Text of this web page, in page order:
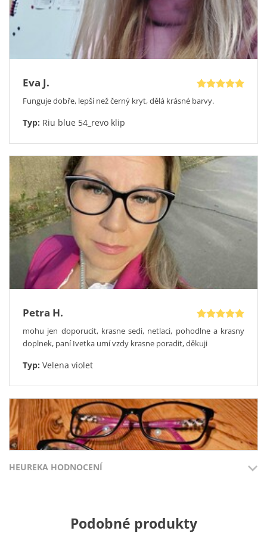
Eva J.
Funguje dobře, lepší než černý kryt, dělá krásné barvy.
Typ: Riu blue 54_revo klip
Petra H.
mohu jen doporucit, krasne sedi, netlaci, pohodlne a krasny
doplnek, paní Ivetka umí vzdy krasne poradit, děkuji
Typ: Velena violet
HEUREKA HODNOCENÍ
Přidáno 3.8.2026
Podobné produkty